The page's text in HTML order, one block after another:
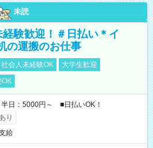
未読
験歓迎！＃日払い＊イ
の運搬のお仕事
社会人未経験OK
大学生歓迎
OK
日：5000円～ ■日払いOK！
り
給